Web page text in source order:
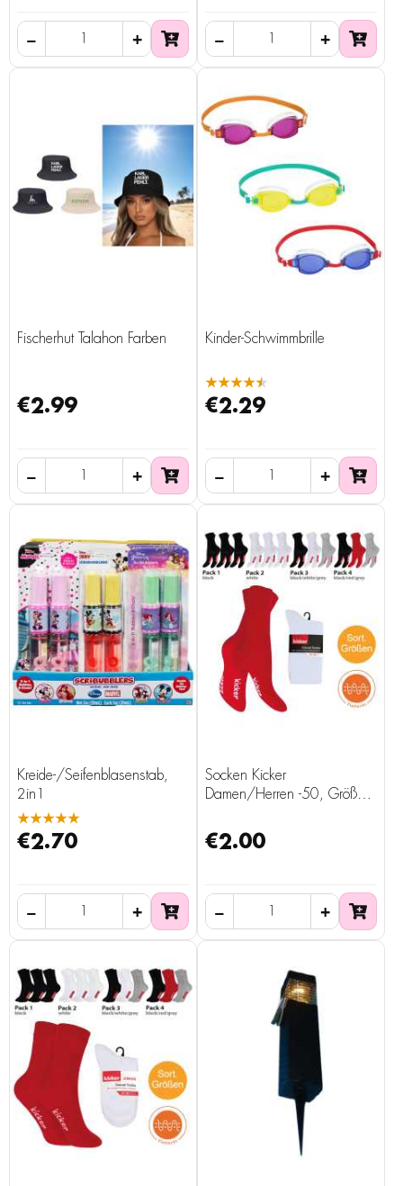
Fischerhut Talahon Farben
€2.99
Kinder-Schwimmbrille
★★★★★
€2.29
Kreide-/Seifenblasenstab,
2in1
★★★★★
€2.70
Socken Kicker
Damen/Herren -50, Größe
€2.00